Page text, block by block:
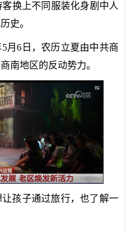
换上不同服装化身剧中人
史。
月6日，农历立夏由中共商
南地区的反动势力。
孩子通过旅行，也了解一